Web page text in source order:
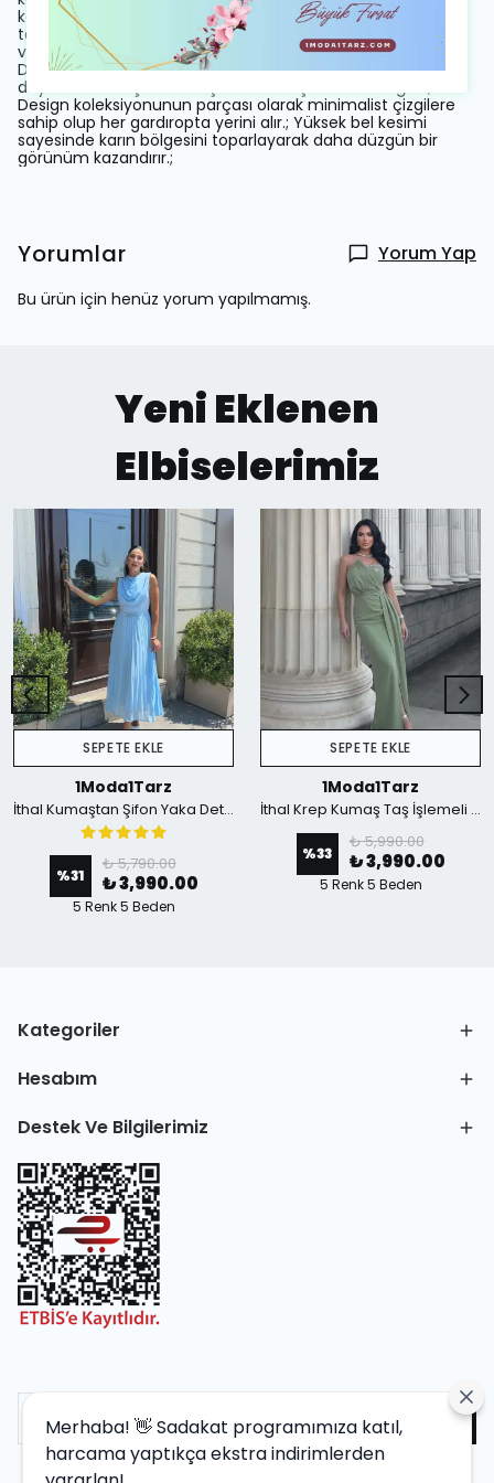
kesimiyle bacaklarınızı daha uzun gösterirken, geniş paça
tasarımı modern bir siluet oluşturur.; Regular fit kesimiyle
vücudu saran ancak sıkmayan ideal uyumu yakalarsınız.;
Düz deseniyle zamansız bir şıklık sergilerken, rüzgara
dayanıklı kumaşı hava koşullarına karşı koruma sağlar.;
Design koleksiyonunun parçası olarak minimalist çizgilere
sahip olup her gardıropta yerini alır.; Yüksek bel kesimi
sayesinde karın bölgesini toparlayarak daha düzgün bir
görünüm kazandırır.;
Yorumlar Yorum Yap
Bu ürün için henüz yorum yapılmamış.
Yeni Eklenen
Elbiselerimiz
SEPETE EKLE
1Moda1Tarz
İthal Kumaştan Şifon Yaka Detaylı Piliseli Kemerli Astarlı Özel Tasarım Elbise - mavi
%31
₺ 5,790.00
₺ 3,990.00
5 Renk 5 Beden
SEPETE EKLE
1Moda1Tarz
İthal Krep Kumaş Taş İşlemeli Askılı Astarlı Özel Tasarım Yırtmaçlı Maxi Elbise - Yeşil
%33
₺ 5,990.00
₺ 3,990.00
5 Renk 5 Beden
Kategoriler
Hesabım
Destek Ve Bilgilerimiz
Merhaba! 👋 Sadakat programımıza katıl,
harcama yaptıkça ekstra indirimlerden